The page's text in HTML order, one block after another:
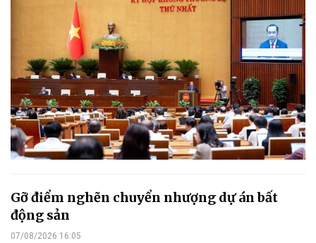
Gỡ điểm nghẽn chuyển nhượng dự án bất
động sản
07/08/2026 16:05